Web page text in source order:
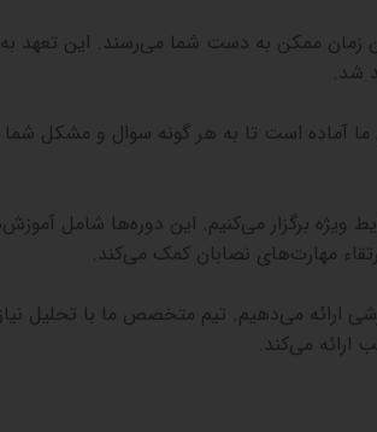
زمان ممکن به دست شما می‌رسند. این تعهد
شد.
آماده است تا به هر گونه سوال و مشکل
ویژه برگزار می‌کنیم. این دوره‌ها شامل
مهارت‌های نصابان کمک می‌کند.
ارائه می‌دهیم. تیم متخصص ما با تحلیل
ارائه می‌کند.